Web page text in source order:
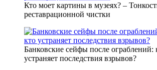
Кто моет картины в музеях? –
реставрационной чистки
Банковские сейфы после ограблений:
устраняет последствия взрывов?